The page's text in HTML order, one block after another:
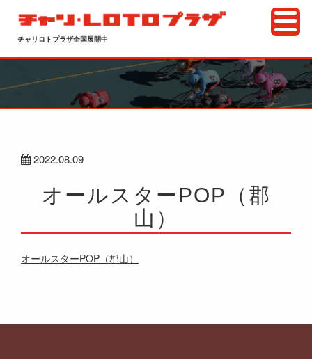
チャリロトプラザ全国展開中
2022.08.09
オールスターPOP（郡
山）
オールスターPOP（郡山）